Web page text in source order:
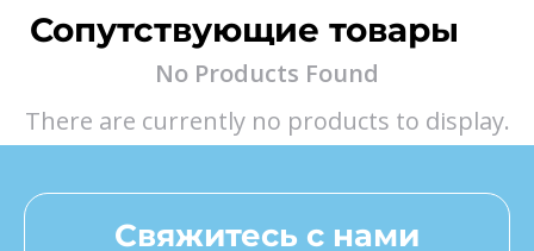
Сопутствующие товары
No Products Found
There are currently no products to display.
Свяжитесь с нами